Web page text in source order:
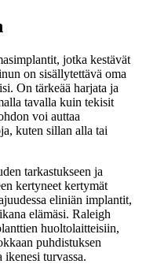
jotka kestävät
on sisällytettävä oma
On tärkeää harjata ja
tavalla kuin tekisit
voi auttaa
kuten sillan alla tai
tarkastukseen ja
kertyneet kertymät
eliniän implantit,
elämäsi. Raleigh
huoltolaitteisiin,
puhdistuksen
turvassa.